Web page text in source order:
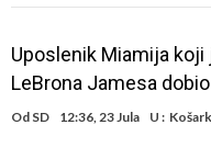
Uposlenik Miamija
LeBrona Jamesa
Od SD 12:36, 23 Jula U :